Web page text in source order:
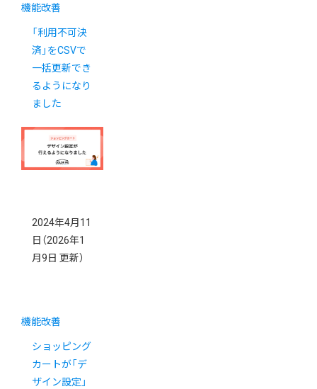
機能改善
「利用不可決
済」をCSVで
一括更新でき
るようになり
ました
2024年4月11
日 （2026年1
月9日 更新）
機能改善
ショッピング
カートが「デ
ザイン設定」